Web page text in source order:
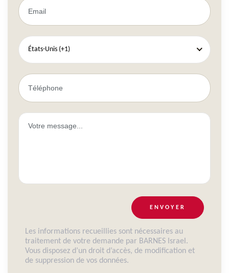
États-Unis (+1)
ENVOYER
Les informations recueillies sont nécessaires au
traitement de votre demande par BARNES Israel.
Vous disposez d’un droit d’accès, de modification et
de suppression de vos données.